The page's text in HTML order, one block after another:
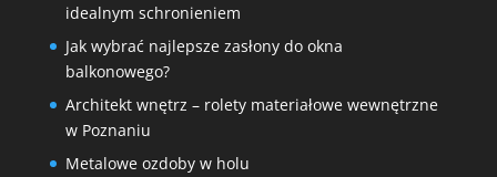
idealnym schronieniem
Jak wybrać najlepsze zasłony do okna
balkonowego?
Architekt wnętrz – rolety materiałowe wewnętrzne
w Poznaniu
Metalowe ozdoby w holu